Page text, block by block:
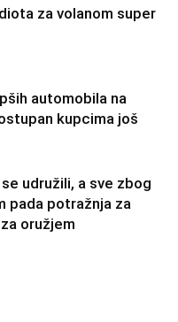
za volanom super
automobila na
kupcima još
udružili, a sve zbog
pada potražnja za
oružjem